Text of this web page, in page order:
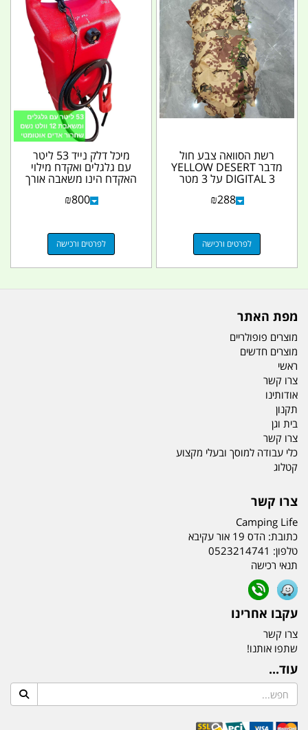
רשת הסוואה צבע חול
מדבר YELLOW DESERT
DIGITAL 3 על 3 מטר
₪288
לפרטים ורכישה
מיכל דלק נייד 53 ליטר
עם גלגלים ואקדח מילוי
האקדח הינו משאבה אורך
₪800
לפרטים ורכישה
מפת האתר
מוצרים פופולריים
מוצרים חדשים
ראשי
צרו קשר
אודותינו
תקנון
בית וגן
צרו קשר
כלי עבודה למוסך ובעלי מקצוע
קטלוג
צרו קשר
Camping Life
כתובת: הדס 19 אור עקיבא
טלפון: 0523214741
תנאי רכישה
עקבו אחרינו
צרו קשר
שתפו אותנו!
עוד...